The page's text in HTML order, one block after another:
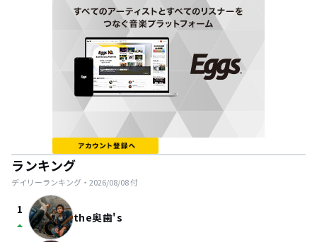
ランキング
デイリーランキング・ 2026/08/08付
1
arrow_drop_up the奥歯's